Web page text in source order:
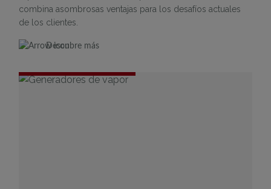
combina asombrosas ventajas para los desafíos actuales
de los clientes.
Descubre más